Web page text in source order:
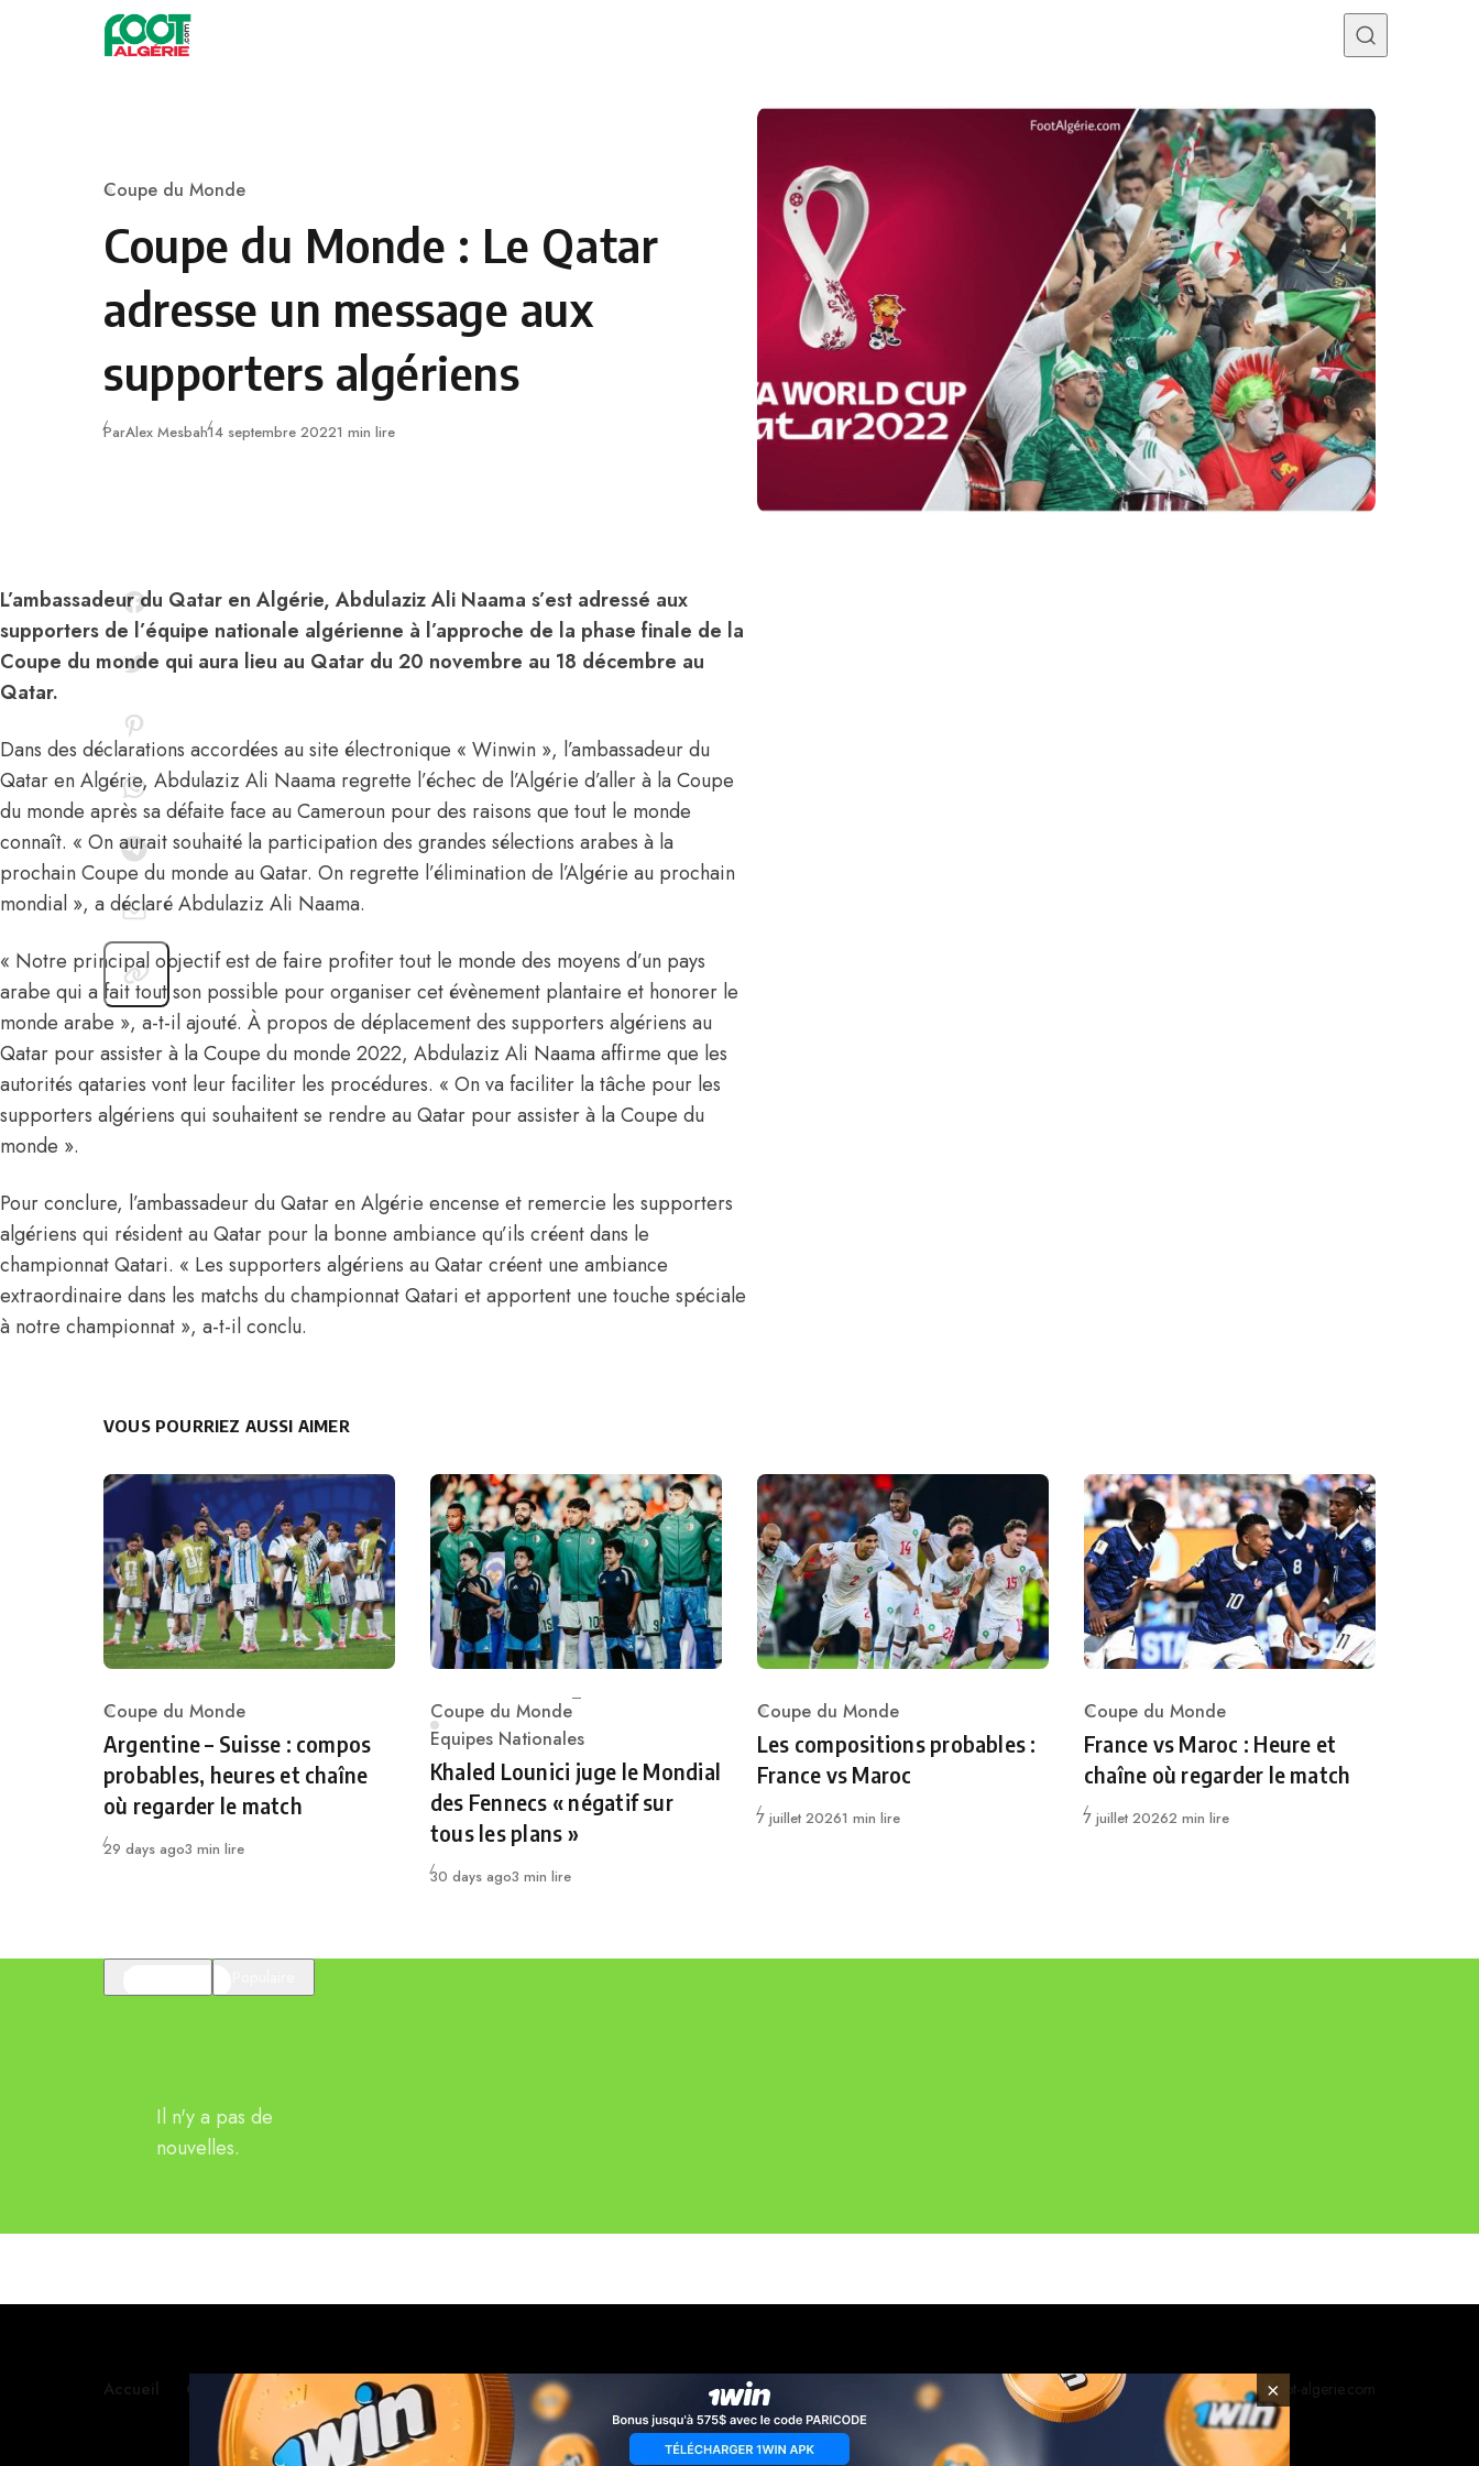
Skip to content
Category
Coupe du Monde
Coupe du Monde : Le Qatar
adresse un message aux
supporters algériens
ParAlex MesbahPublié
14 septembre 20221 min lire
L’ambassadeur du Qatar en Algérie, Abdulaziz Ali Naama s’est adressé aux
supporters de l’équipe nationale algérienne à l’approche de la phase finale de la
Coupe du monde qui aura lieu au Qatar du 20 novembre au 18 décembre au
Qatar.
Dans des déclarations accordées au site électronique « Winwin », l’ambassadeur du
Qatar en Algérie, Abdulaziz Ali Naama regrette l’échec de l’Algérie d’aller à la Coupe
du monde après sa défaite face au Cameroun pour des raisons que tout le monde
connaît. « On aurait souhaité la participation des grandes sélections arabes à la
prochain Coupe du monde au Qatar. On regrette l’élimination de l’Algérie au prochain
mondial », a déclaré Abdulaziz Ali Naama.
« Notre principal objectif est de faire profiter tout le monde des moyens d’un pays
arabe qui a fait tout son possible pour organiser cet évènement plantaire et honorer le
monde arabe », a-t-il ajouté. À propos de déplacement des supporters algériens au
Qatar pour assister à la Coupe du monde 2022, Abdulaziz Ali Naama affirme que les
autorités qataries vont leur faciliter les procédures. « On va faciliter la tâche pour les
supporters algériens qui souhaitent se rendre au Qatar pour assister à la Coupe du
monde ».
Pour conclure, l’ambassadeur du Qatar en Algérie encense et remercie les supporters
algériens qui résident au Qatar pour la bonne ambiance qu’ils créent dans le
championnat Qatari. « Les supporters algériens au Qatar créent une ambiance
extraordinaire dans les matchs du championnat Qatari et apportent une touche spéciale
à notre championnat », a-t-il conclu.
VOUS POURRIEZ AUSSI AIMER
Category
Coupe du Monde
Argentine – Suisse : compos
probables, heures et chaîne
où regarder le match
Publié
29 days ago3 min lire
Category
Coupe du Monde
Equipes Nationales
Khaled Lounici juge le Mondial
des Fennecs « négatif sur
tous les plans »
Publié
30 days ago3 min lire
Category
Coupe du Monde
Les compositions probables :
France vs Maroc
Publié
7 juillet 20261 min lire
Category
Coupe du Monde
France vs Maroc : Heure et
chaîne où regarder le match
Publié
7 juillet 20262 min lire
Il n'y a pas de
nouvelles.
Accueil Contactez-nous © 2026 foot-algerie.com
×